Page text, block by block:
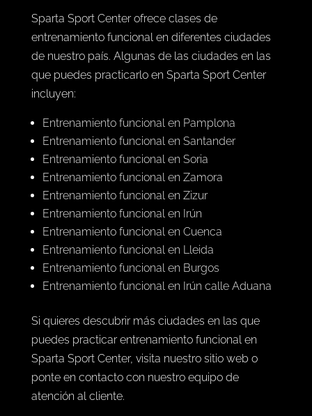
Sparta Sport Center ofrece clases de
entrenamiento funcional en diferentes ciudades
de nuestro país. Algunas de las ciudades en las
que puedes practicarlo en Sparta Sport Center
incluyen:
Entrenamiento funcional en Pamplona
Entrenamiento funcional en Santander
Entrenamiento funcional en Soria
Entrenamiento funcional en Zamora
Entrenamiento funcional en Zizur
Entrenamiento funcional en Irún
Entrenamiento funcional en Cuenca
Entrenamiento funcional en Lleida
Entrenamiento funcional en Burgos
Entrenamiento funcional en Irún calle Aduana
Si quieres descubrir más ciudades en las que
puedes practicar entrenamiento funcional en
Sparta Sport Center, visita nuestro sitio web o
ponte en contacto con nuestro equipo de
atención al cliente.